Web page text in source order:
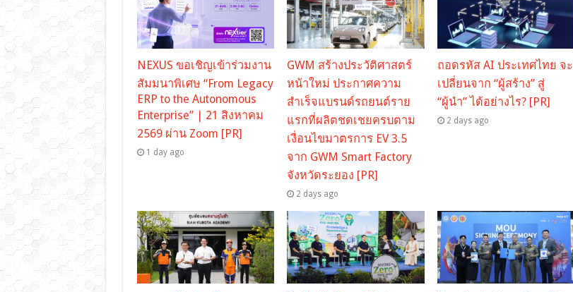
NEXUS ขอเชิญเข้าร่วมงาน
สัมมนาพิเศษ “From Legacy
ERP to the Autonomous
Enterprise” | 21 สิงหาคม
2569 ผ่าน Zoom [PR]
1 day ago
GWM สร้างประวัติศาสตร์
หน้าใหม่ ประกาศความ
สำเร็จแบรนด์รถยนต์ราย
แรกที่ผลิตชดเชยครบตาม
เงื่อนไขมาตรการ EV 3.5
จาก GWM Smart Factory
จังหวัดระยอง [PR]
2 days ago
ถอดรหัส AI ประเทศไทย จะ
เปลี่ยนจาก “ผู้สร้าง” สู่
“ผู้นำ” ได้อย่างไร? [PR]
2 days ago